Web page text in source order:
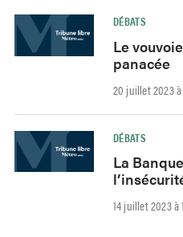
DÉBATS
Le
panacée
20 juillet 2023 à
DÉBATS
La
14 juillet 2023 à